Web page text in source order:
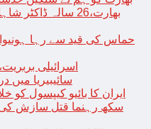
بھارت،26 سالہ
حماس کی قید سے رہا
اسرائیلی
سائیبیریا میں
ایران کا بائیو کیپسول کو
سکھ رہنما قتل سازش کی